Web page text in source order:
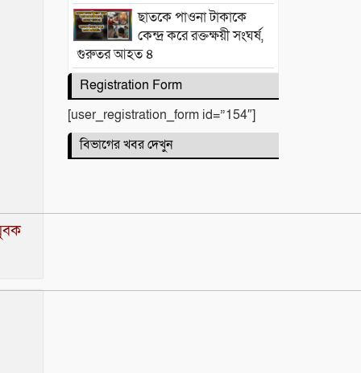
‎​ছাতকে পাওনা টাকাকে
কেন্দ্র করে রক্তক্ষয়ী সংঘর্ষ,
গুরুতর আহত ৪
মনু সেচ প্রকল্পের
জলাবদ্ধতা নিয়ে কৃষকদের
প্রতিবাদ
সরকারি প্রাথমিক বিদ্যালয়ে
Registration Form
[user_registration_form id=”154″]
বিভাগের খবর দেখুন